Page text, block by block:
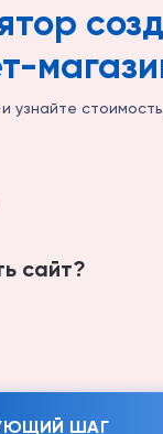
узнайте
сайт?
ШАГ